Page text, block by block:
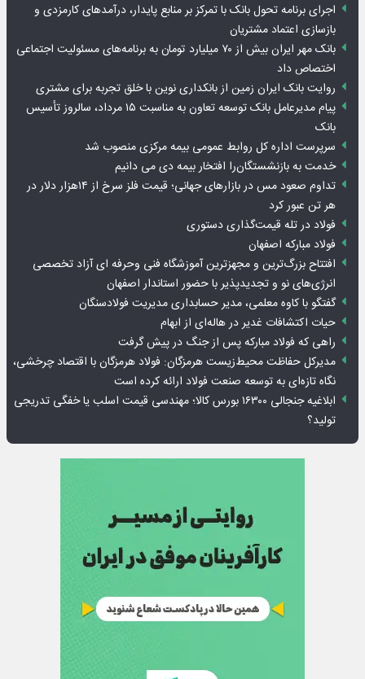
اجرای برنامه تحول بانک با تمرکز بر منابع پایدار، درآمدهای کارمزدی و
بازسازی اعتماد مشتریان
بانک مهر ایران بیش از ۷۰ میلیارد تومان به برنامه‌های مسئولیت اجتماعی
اختصاص داد
روایت بانک ایران زمین از بانکداری نوین با خلق تجربه برای مشتری
پیام مدیرعامل بانک توسعه تعاون به مناسبت ۱۵ مرداد، سالروز تأسیس
بانک
سرپرست اداره کل روابط عمومی بیمه مرکزی منصوب شد
خدمت به بازنشستگان‌را افتخار بیمه دی می دانیم
تداوم صعود مس در بازارهای جهانی؛ قیمت فلز سرخ از ۱۴هزار دلار در
هر تن عبور کرد
فولاد در تله قیمت‌گذاری دستوری
فولاد مبارکه اصفهان
افتتاح بزرگ‌ترین و مجهزترین آموزشگاه فنی وحرفه ای آزاد تخصصی
انرژی‌های نو و تجدیدپذیر با حضور استاندار اصفهان
گفتگو با کاوه معلمی، مدیر حسابداری مدیریت فولادسنگان
حیات اکتشافات غدیر در هاله‌ای از ابهام
راهی که فولاد مبارکه پس از جنگ در پیش گرفت
مدیرکل حفاظت محیط‌زیست هرمزگان: فولاد هرمزگان با اقتصاد چرخشی،
نگاه تازه‌ای به توسعه صنعت فولاد ارائه کرده است
ابلاغیه جنجالی ۱۶۳۰۰ بورس کالا؛ مهندسی قیمت اسلب یا خفگی تدریجی
تولید؟